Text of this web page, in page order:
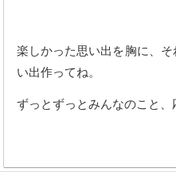
楽しかった思い出を胸に、
い出作ってね。
ずっとずっとみんなのこと